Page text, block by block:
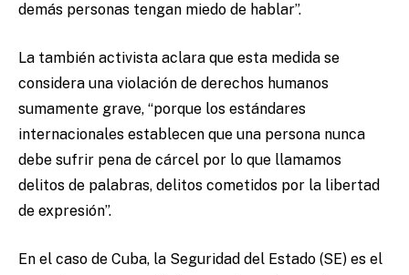
demás personas tengan miedo de hablar”.
La también activista aclara que esta medida se
considera una violación de derechos humanos
sumamente grave, “porque los estándares
internacionales establecen que una persona nunca
debe sufrir pena de cárcel por lo que llamamos
delitos de palabras, delitos cometidos por la libertad
de expresión”.
En el caso de Cuba, la Seguridad del Estado (SE) es el